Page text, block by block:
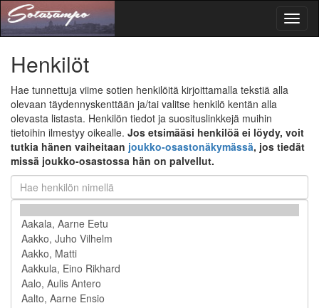
Henkilöt
Hae tunnettuja viime sotien henkilöitä kirjoittamalla tekstiä alla
olevaan täydennyskenttään ja/tai valitse henkilö kentän alla
olevasta listasta. Henkilön tiedot ja suosituslinkkejä muihin
tietoihin ilmestyy oikealle. Jos etsimääsi henkilöä ei löydy, voit
tutkia hänen vaiheitaan joukko-osastonäkymässä, jos tiedät
missä joukko-osastossa hän on palvellut.